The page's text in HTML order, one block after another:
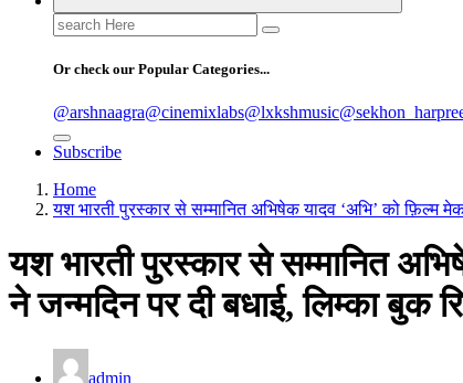
Search
for:
Or check our Popular Categories...
@arshnaagra@cinemixlabs@lxkshmusic
Subscribe
Home
यश भारती पुरस्कार से सम्मानित अभिषेक यादव ‘अभि’ को फ़िल्म
यश भारती पुरस्कार से सम्मानित
ने जन्मदिन पर दी बधाई, लिम्का बुक
admin